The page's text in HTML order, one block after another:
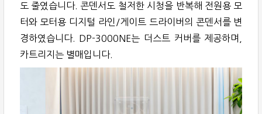
도 줄였습니다. 콘덴서도 철저한 시청을 반복해 전원용 모
터와 모터용 디지털 라인/게이트 드라이버의 콘덴서를 변
경하였습니다. DP-3000NE는 더스트 커버를 제공하며,
카트리지는 별매입니다.